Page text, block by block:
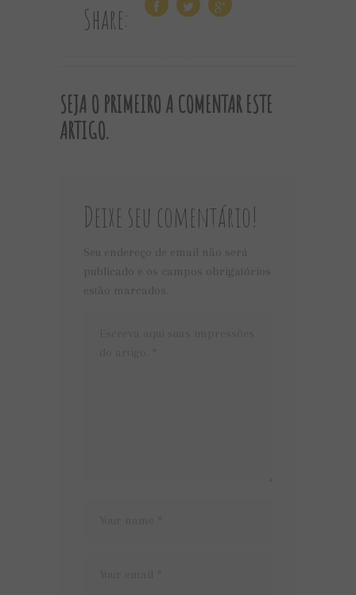
Share:
SEJA O PRIMEIRO A COMENTAR ESTE
ARTIGO.
Deixe seu comentário!
Seu endereço de email não será
publicado e os campos obrigatórios
estão marcados.